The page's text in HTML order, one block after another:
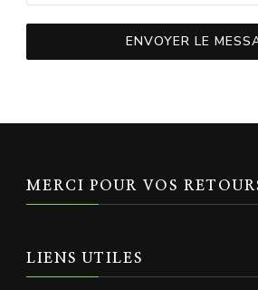
ENVOYER LE
MERCI POUR VOS
LIENS UTILES